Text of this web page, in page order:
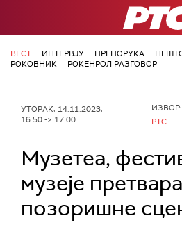
РТС
ВЕСТ ИНТЕРВЈУ ПРЕПОРУКА
РОКОВНИК
РОКЕНРОЛ РАЗГОВОР
УТОРАК, 14.11.2023,
16:50 -> 17:00
ИЗВОР:
РТС
Музетеа,
музеје
позоришне